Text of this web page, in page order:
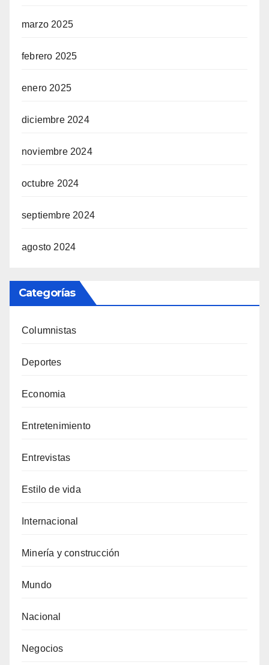
marzo 2025
febrero 2025
enero 2025
diciembre 2024
noviembre 2024
octubre 2024
septiembre 2024
agosto 2024
Categorías
Columnistas
Deportes
Economia
Entretenimiento
Entrevistas
Estilo de vida
Internacional
Minería y construcción
Mundo
Nacional
Negocios